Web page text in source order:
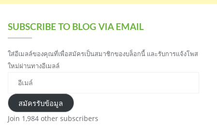
SUBSCRIBE TO BLOG VIA EMAIL
ใส่อีเมลล์ของคุณที่เพื่อสมัครเป็นสมาชิกของบล็อกนี้ และรับการแจ้งโพส
ใหม่ผ่านทางอีเมลล์
ม
สมัครรับข้อมูล
Join 1,984 other subscribers